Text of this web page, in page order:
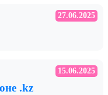
27.06.2025
.kz
15.06.2025